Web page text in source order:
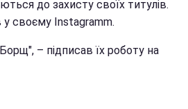
до захисту своїх титулів.
своєму Instagramm.
– підписав їх роботу на